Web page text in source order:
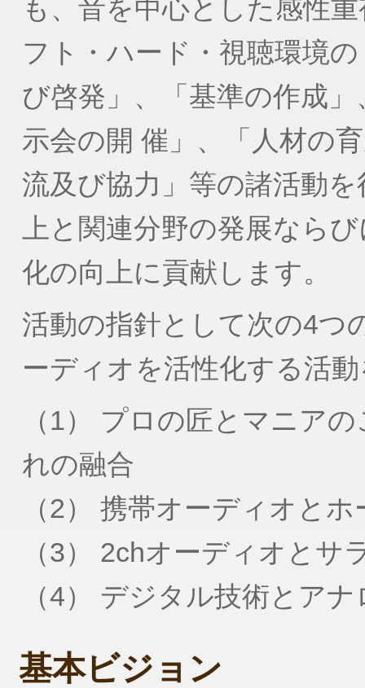
も、音を中心とした感性
フト・ハード・視聴環境
び啓発」、「基準の作成
示会の開 催」、「人材の
流及び協力」等の諸活動
上と関連分野の発展なら
化の向上に貢献します。
活動の指針として次の4つ
ーディオを活性化する活
（1） プロの匠とマニア
れの融合
（2） 携帯オーディオと
（3） 2chオーディオと
（4） デジタル技術とア
基本ビジョン